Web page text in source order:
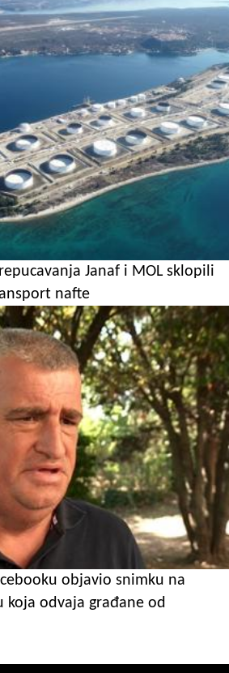
Janaf i MOL sklopili
nafte
objavio snimku na
koja odvaja građane od